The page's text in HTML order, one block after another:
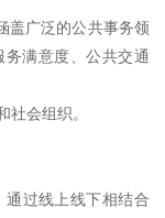
盖广泛的公共事务领
满意度、公共交通
会组织。
通过线上线下相结合